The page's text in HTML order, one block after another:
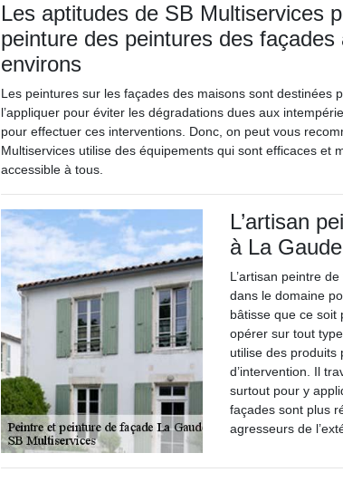
Les aptitudes de SB Multiservices
peinture des peintures des
environs
Les peintures sur les façades des maisons sont destinées
l’appliquer pour éviter les dégradations dues aux
pour effectuer ces interventions. Donc, on peut vous
Multiservices utilise des équipements qui sont efficaces et
accessible à tous.
L’artisan
à La Gaude
L’artisan peintre
dans le domaine
bâtisse que ce soit
opérer sur tout
utilise des produits
d’intervention. Il
surtout pour y
façades sont plus
agresseurs de